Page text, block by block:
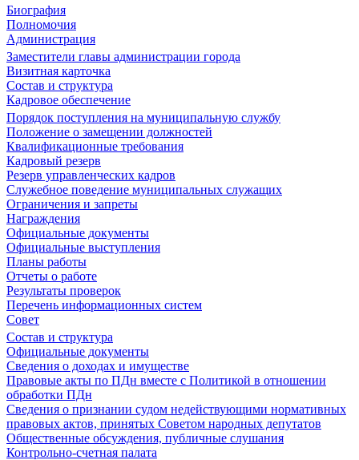
Биография
Полномочия
Администрация
Заместители главы администрации города
Визитная карточка
Состав и структура
Кадровое обеспечение
Порядок поступления на муниципальную службу
Положение о замещении должностей
Квалификационные требования
Кадровый резерв
Резерв управленческих кадров
Служебное поведение муниципальных служащих
Ограничения и запреты
Награждения
Официальные документы
Официальные выступления
Планы работы
Отчеты о работе
Результаты проверок
Перечень информационных систем
Совет
Состав и структура
Официальные документы
Сведения о доходах и имуществе
Правовые акты по ПДн вместе с Политикой в отношении
обработки ПДн
Сведения о признании судом недействующими нормативных
правовых актов, принятых Советом народных депутатов
Общественные обсуждения, публичные слушания
Контрольно-счетная палата